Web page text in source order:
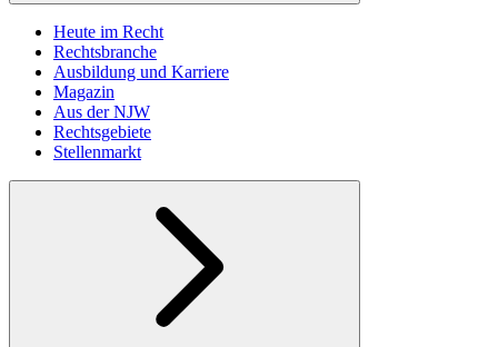
Heute im Recht
Rechtsbranche
Ausbildung und Karriere
Magazin
Aus der NJW
Rechtsgebiete
Stellenmarkt